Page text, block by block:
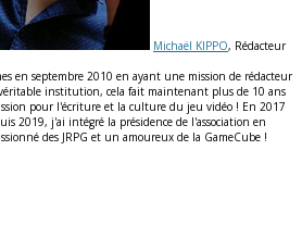
Michaël KIPPO, Rédacteur
en septembre 2010 en ayant une mission de rédacteur
institution, cela fait maintenant plus de 10 ans
pour l'écriture et la culture du jeu vidéo ! En 2017
2019, j'ai intégré la présidence de l'association en
des JRPG et un amoureux de la GameCube !